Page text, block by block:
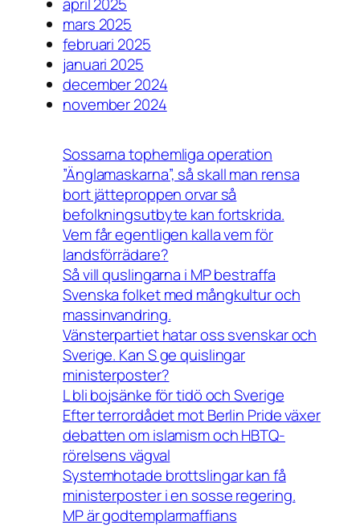
mars 2025
februari 2025
januari 2025
december 2024
november 2024
Sossarna tophemliga operation
”Änglamaskarna”, så skall man rensa
bort jätteproppen orvar så
befolkningsutbyte kan fortskrida.
Vem får egentligen kalla vem för
landsförrädare?
Så vill quslingarna i MP bestraffa
Svenska folket med mångkultur och
massinvandring.
Vänsterpartiet hatar oss svenskar och
Sverige. Kan S ge quislingar
ministerposter?
L bli bojsänke för tidö och Sverige
Efter terrordådet mot Berlin Pride växer
debatten om islamism och HBTQ-
rörelsens vägval
Systemhotade brottslingar kan få
ministerposter i en sosse regering.
MP är godtemplarmaffians